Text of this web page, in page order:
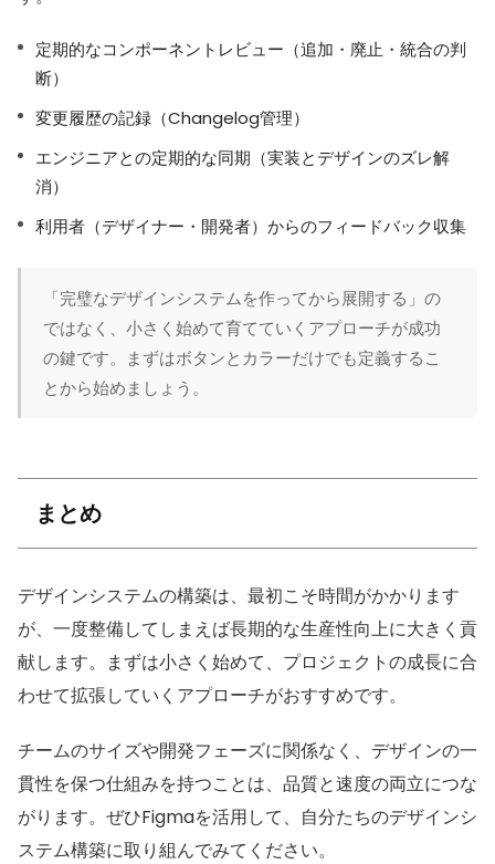
定期的なコンポーネントレビュー（追加・廃止・統合の判
断）
変更履歴の記録（Changelog管理）
エンジニアとの定期的な同期（実装とデザインのズレ解
消）
利用者（デザイナー・開発者）からのフィードバック収集
「完璧なデザインシステムを作ってから展開する」の
ではなく、小さく始めて育てていくアプローチが成功
の鍵です。まずはボタンとカラーだけでも定義するこ
とから始めましょう。
まとめ
デザインシステムの構築は、最初こそ時間がかかります
が、一度整備してしまえば長期的な生産性向上に大きく貢
献します。まずは小さく始めて、プロジェクトの成長に合
わせて拡張していくアプローチがおすすめです。
チームのサイズや開発フェーズに関係なく、デザインの一
貫性を保つ仕組みを持つことは、品質と速度の両立につな
がります。ぜひFigmaを活用して、自分たちのデザインシ
ステム構築に取り組んでみてください。